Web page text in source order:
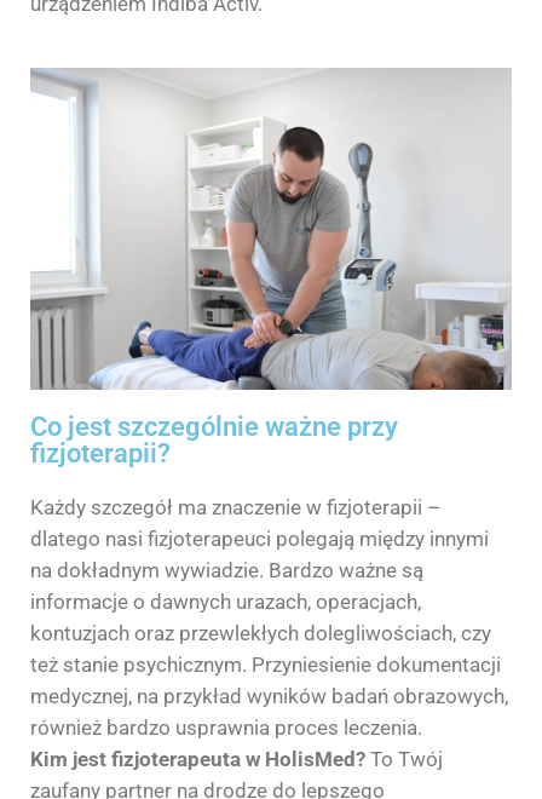
Co jest szczególnie ważne przy
fizjoterapii?
Każdy szczegół ma znaczenie w fizjoterapii –
dlatego nasi fizjoterapeuci polegają między innymi
na dokładnym wywiadzie. Bardzo ważne są
informacje o dawnych urazach, operacjach,
kontuzjach oraz przewlekłych dolegliwościach, czy
też stanie psychicznym. Przyniesienie dokumentacji
medycznej, na przykład wyników badań obrazowych,
również bardzo usprawnia proces leczenia.
Kim jest fizjoterapeuta w HolisMed? To Twój
zaufany partner na drodze do lepszego